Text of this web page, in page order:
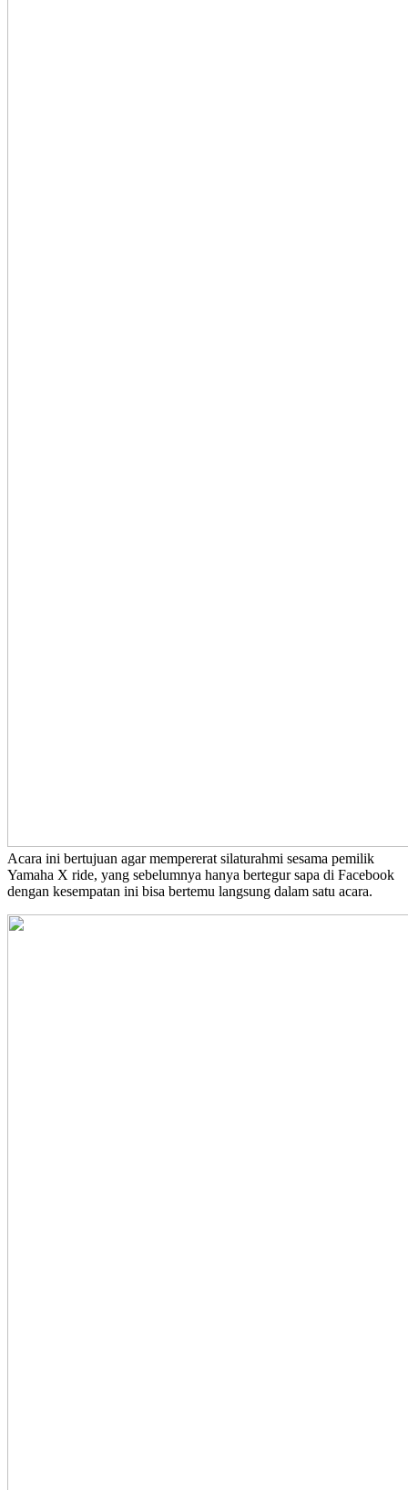
Acara ini bertujuan agar mempererat silaturahmi sesama pemilik
Yamaha X ride, yang sebelumnya hanya bertegur sapa di Facebook
dengan kesempatan ini bisa bertemu langsung dalam satu acara.